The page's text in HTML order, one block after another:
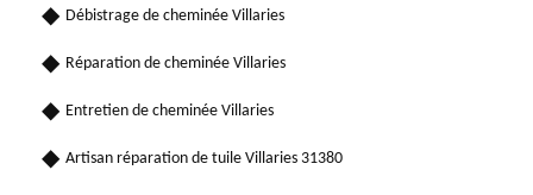
Débistrage de cheminée Villaries
Réparation de cheminée Villaries
Entretien de cheminée Villaries
Artisan réparation de tuile Villaries 31380